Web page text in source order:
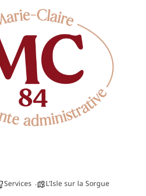
Services L'Isle sur la Sorgue